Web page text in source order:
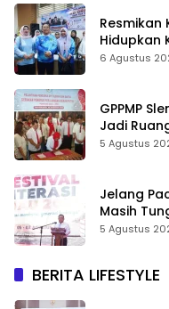
Resmikan
Hidupkan
6 Agustus
GPPMP
Jadi
5 Agustus
Jelang
Masih
Buka
5 Agustus
BERITA LIFESTYLE